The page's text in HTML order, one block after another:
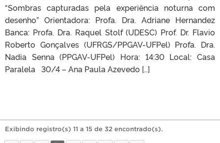
“Sombras capturadas pela experiência noturna com
desenho” Orientadora: Profa. Dra. Adriane Hernandez
Banca: Profa. Dra. Raquel Stolf (UDESC) Prof. Dr. Flavio
Roberto Gonçalves (UFRGS/PPGAV-UFPel) Profa. Dra.
Nadia Senna (PPGAV-UFPel) Hora: 14:30 Local: Casa
Paralela 30/4 – Ana Paula Azevedo […]
Exibindo registro(s) 11 a 15 de 32 encontrado(s).